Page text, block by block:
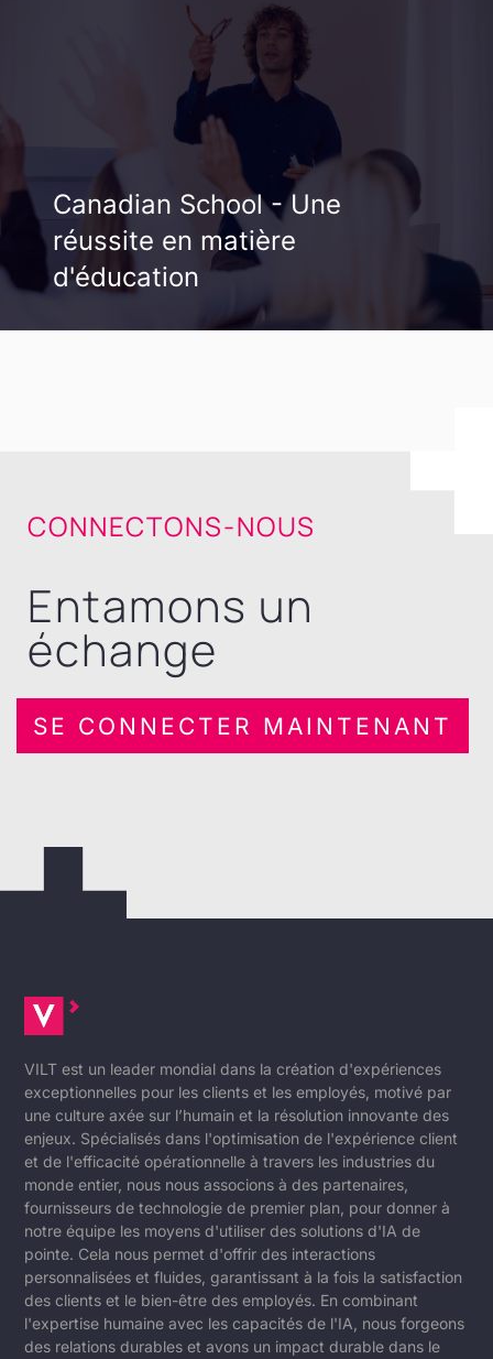
Canadian School - Une
réussite en matière
d'éducation
CONNECTONS-NOUS
Entamons un
échange
SE CONNECTER MAINTENANT
VILT est un leader mondial dans la création d'expériences
exceptionnelles pour les clients et les employés, motivé par
une culture axée sur l’humain et la résolution innovante des
enjeux. Spécialisés dans l'optimisation de l'expérience client
et de l'efficacité opérationnelle à travers les industries du
monde entier, nous nous associons à des partenaires,
fournisseurs de technologie de premier plan, pour donner à
notre équipe les moyens d'utiliser des solutions d'IA de
pointe. Cela nous permet d'offrir des interactions
personnalisées et fluides, garantissant à la fois la satisfaction
des clients et le bien-être des employés. En combinant
l'expertise humaine avec les capacités de l'IA, nous forgeons
des relations durables et avons un impact durable dans le